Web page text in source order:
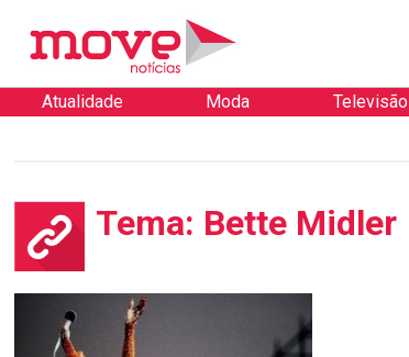
Atualidade Moda Televisão
Tema: Bette Midler